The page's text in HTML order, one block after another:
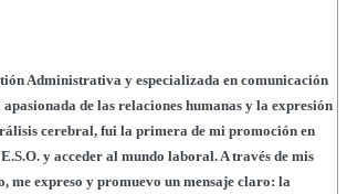
Administrativa y especializada en comunicación
de las relaciones humanas y la expresión
cerebral, fui la primera de mi promoción en
y acceder al mundo laboral. A través de mis
me expreso y promuevo un mensaje claro: la